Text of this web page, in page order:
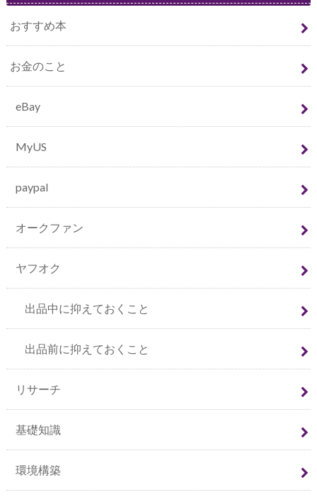
おすすめ本
お金のこと
eBay
MyUS
paypal
オークファン
ヤフオク
出品中に抑えておくこと
出品前に抑えておくこと
リサーチ
基礎知識
環境構築